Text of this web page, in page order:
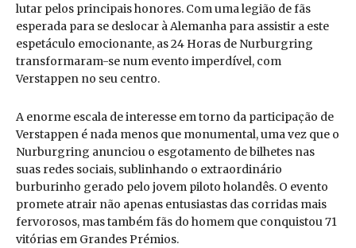
lutar pelos principais honores. Com uma legião de fãs
esperada para se deslocar à Alemanha para assistir a este
espetáculo emocionante, as 24 Horas de Nurburgring
transformaram-se num evento imperdível, com
Verstappen no seu centro.
A enorme escala de interesse em torno da participação de
Verstappen é nada menos que monumental, uma vez que o
Nurburgring anunciou o esgotamento de bilhetes nas
suas redes sociais, sublinhando o extraordinário
burburinho gerado pelo jovem piloto holandês. O evento
promete atrair não apenas entusiastas das corridas mais
fervorosos, mas também fãs do homem que conquistou 71
vitórias em Grandes Prémios.